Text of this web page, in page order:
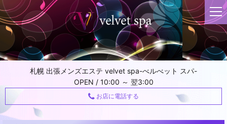
札幌 出張メンズエステ velvet spa-べルべット スパ-
OPEN / 10:00 ～ 翌3:00
お店に電話する
t
o
g
g
l
a
i